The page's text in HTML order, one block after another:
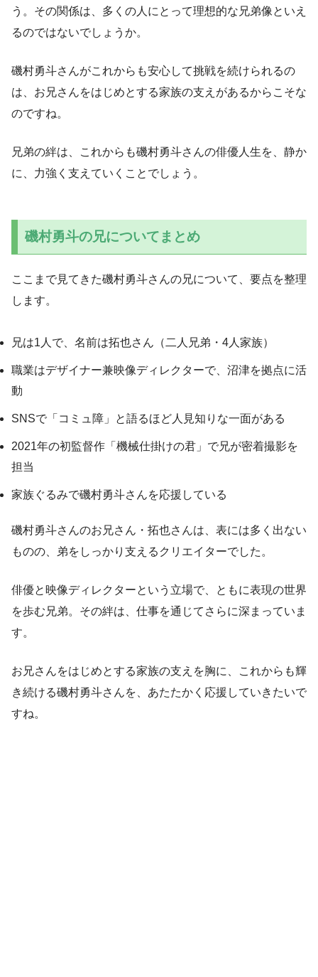
う。その関係は、多くの人にとって理想的な兄弟像といえ
るのではないでしょうか。
磯村勇斗さんがこれからも安心して挑戦を続けられるの
は、お兄さんをはじめとする家族の支えがあるからこそな
のですね。
兄弟の絆は、これからも磯村勇斗さんの俳優人生を、静か
に、力強く支えていくことでしょう。
磯村勇斗の兄についてまとめ
ここまで見てきた磯村勇斗さんの兄について、要点を整理
します。
兄は1人で、名前は拓也さん（二人兄弟・4人家族）
職業はデザイナー兼映像ディレクターで、沼津を拠点に活
動
SNSで「コミュ障」と語るほど人見知りな一面がある
2021年の初監督作「機械仕掛けの君」で兄が密着撮影を
担当
家族ぐるみで磯村勇斗さんを応援している
磯村勇斗さんのお兄さん・拓也さんは、表には多く出ない
ものの、弟をしっかり支えるクリエイターでした。
俳優と映像ディレクターという立場で、ともに表現の世界
を歩む兄弟。その絆は、仕事を通じてさらに深まっていま
す。
お兄さんをはじめとする家族の支えを胸に、これからも輝
き続ける磯村勇斗さんを、あたたかく応援していきたいで
すね。